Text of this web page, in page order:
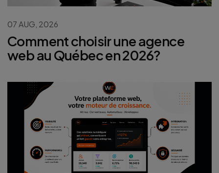
07 AUG, 2026
Comment choisir une agence
web au Québec en 2026?